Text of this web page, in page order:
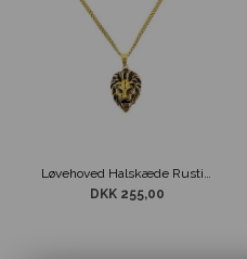
DKK 255,00